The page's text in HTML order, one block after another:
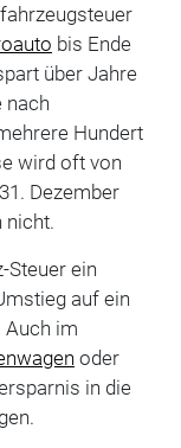
bis Ende
über Jahre
nach
Hundert
wird oft von
Dezember
nicht.
Steuer ein
auf ein
Auch im
oder
in die